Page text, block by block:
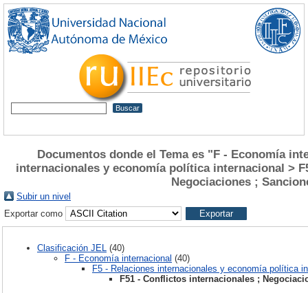
Documentos donde el Tema es "F - Economía
internacionales y economía política internacional >
Negociaciones ;
Subir un nivel
Exportar como
Clasificación JEL
(40)
F - Economía internacional (40)
F5 - Relaciones internacionales y economía política
F51 - Conflictos internacionales ;